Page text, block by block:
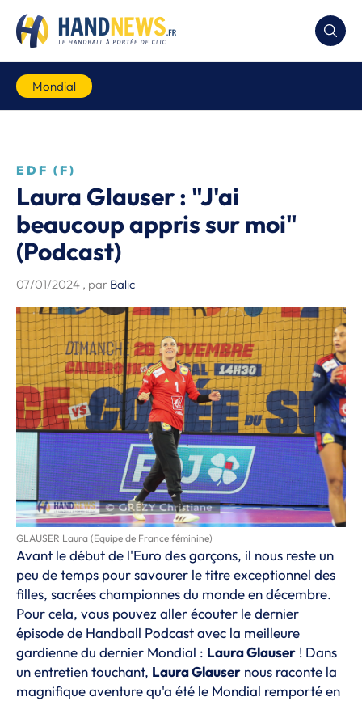
Mondial
EDF (F)
Laura Glauser : "J'ai
beaucoup appris sur moi"
(Podcast)
07/01/2024 , par Balic
GLAUSER Laura (Equipe de France féminine)
Avant le début de l'Euro des garçons, il nous reste un
peu de temps pour savourer le titre exceptionnel des
filles, sacrées championnes du monde en décembre.
Pour cela, vous pouvez aller écouter le dernier
épisode de Handball Podcastavec la meilleure
gardienne du dernier Mondial : Laura Glauser ! Dans
un entretien touchant, Laura Glauser nous raconte la
magnifique aventure qu'a été le Mondial remporté en